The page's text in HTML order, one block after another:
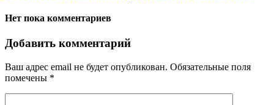
Нет пока комментариев
Добавить комментарий
Ваш адрес email не будет опубликован. Обязательные поля
помечены *